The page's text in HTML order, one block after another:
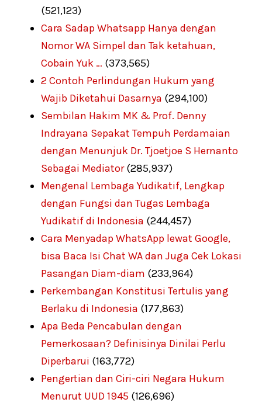
(521,123)
Cara Sadap Whatsapp Hanya dengan
Nomor WA Simpel dan Tak ketahuan,
Cobain Yuk … (373,565)
2 Contoh Perlindungan Hukum yang
Wajib Diketahui Dasarnya (294,100)
Sembilan Hakim MK & Prof. Denny
Indrayana Sepakat Tempuh Perdamaian
dengan Menunjuk Dr. Tjoetjoe S Hernanto
Sebagai Mediator (285,937)
Mengenal Lembaga Yudikatif, Lengkap
dengan Fungsi dan Tugas Lembaga
Yudikatif di Indonesia (244,457)
Cara Menyadap WhatsApp lewat Google,
bisa Baca Isi Chat WA dan Juga Cek Lokasi
Pasangan Diam-diam (233,964)
Perkembangan Konstitusi Tertulis yang
Berlaku di Indonesia (177,863)
Apa Beda Pencabulan dengan
Pemerkosaan? Definisinya Dinilai Perlu
Diperbarui (163,772)
Pengertian dan Ciri-ciri Negara Hukum
Menurut UUD 1945 (126,696)